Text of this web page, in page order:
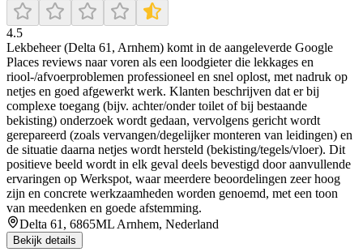
4.5
Lekbeheer (Delta 61, Arnhem) komt in de aangeleverde Google
Places reviews naar voren als een loodgieter die lekkages en
riool-/afvoerproblemen professioneel en snel oplost, met nadruk op
netjes en goed afgewerkt werk. Klanten beschrijven dat er bij
complexe toegang (bijv. achter/onder toilet of bij bestaande
bekisting) onderzoek wordt gedaan, vervolgens gericht wordt
gerepareerd (zoals vervangen/degelijker monteren van leidingen) en
de situatie daarna netjes wordt hersteld (bekisting/tegels/vloer). Dit
positieve beeld wordt in elk geval deels bevestigd door aanvullende
ervaringen op Werkspot, waar meerdere beoordelingen zeer hoog
zijn en concrete werkzaamheden worden genoemd, met een toon
van meedenken en goede afstemming.
Delta 61, 6865ML Arnhem, Nederland
Bekijk details